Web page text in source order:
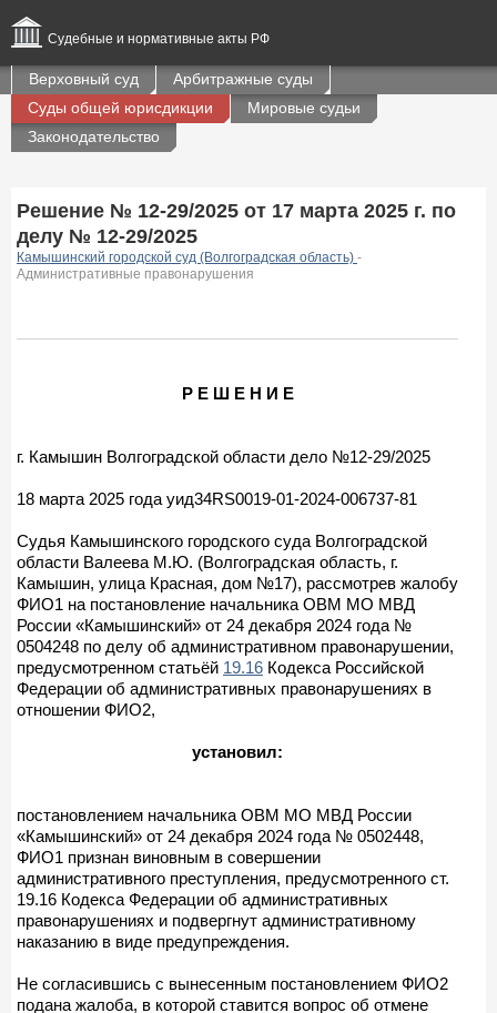
Судебные и нормативные акты РФ
Верховный суд
Арбитражные суды
Суды общей юрисдикции
Мировые судьи
Законодательство
Решение № 12-29/2025 от 17 марта 2025 г. по
делу № 12-29/2025
Камышинский городской суд (Волгоградская область) -
Административные правонарушения
Р Е Ш Е Н И Е
г. Камышин Волгоградской области дело №12-29/2025
18 марта 2025 года уид34RS0019-01-2024-006737-81
Судья Камышинского городского суда Волгоградской
области Валеева М.Ю. (Волгоградская область, г.
Камышин, улица Красная, дом №17), рассмотрев жалобу
ФИО1 на постановление начальника ОВМ МО МВД
России «Камышинский» от 24 декабря 2024 года №
0504248 по делу об административном правонарушении,
предусмотренном статьёй 19.16 Кодекса Российской
Федерации об административных правонарушениях в
отношении ФИО2,
установил:
постановлением начальника ОВМ МО МВД России
«Камышинский» от 24 декабря 2024 года № 0502448,
ФИО1 признан виновным в совершении
административного преступления, предусмотренного ст.
19.16 Кодекса Федерации об административных
правонарушениях и подвергнут административному
наказанию в виде предупреждения.
Не согласившись с вынесенным постановлением ФИО2
подана жалоба, в которой ставится вопрос об отмене